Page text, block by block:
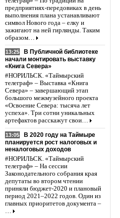
предприятиях-передовиках в день
выполнения плана устанавливают
символ Нового года – елку и
зажигают на ней гирлянды. Таким
образом…
13:25
В Публичной библиотеке
начали монтировать выставку
«Книга Севера»
#НОРИЛЬСК. «Таймырский
телеграф» – Выставка «Книга
Севера» – завершающий этап
большого межмузейного проекта
«Освоение Севера: тысяча лет
успеха». Три сотни уникальных
артефактов расскажут свои…
13:05
В 2020 году на Таймыре
планируется рост налоговых и
неналоговых доходов
#НОРИЛЬСК. «Таймырский
телеграф» – На сессии
Законодательного собрания края
депутаты во втором чтении
приняли бюджет-2020 и плановый
период 2021–2022 годов. Один из
главных приоритетов документа –
…